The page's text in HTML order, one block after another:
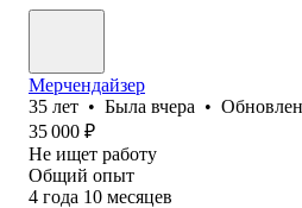
Мерчендайзер
35 лет • Была вчера •
35 000 ₽
Не ищет работу
Общий опыт
4 года 10 месяцев